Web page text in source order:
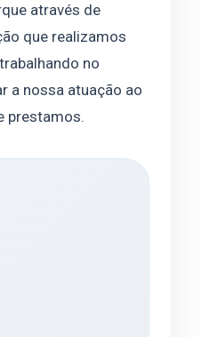
através de
que realizamos
no
a nossa atuação ao
prestamos.